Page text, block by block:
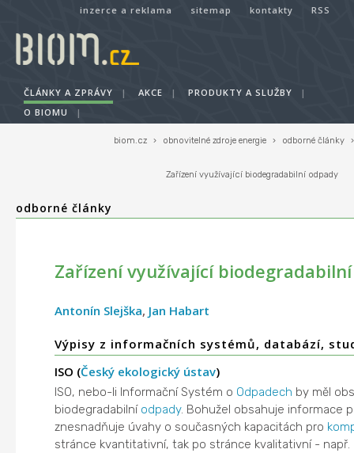
inzerce a reklama sitemap kontakty RSS
ČLÁNKY A ZPRÁVY | AKCE | PRODUKTY A SLUŽBY
|
O BIOMU
|
biom.cz › obnovitelné zdroje energie › odborné články ›
Zařízení využívající biodegradabilní odpady
odborné články
Zařízení využívající
Antonín Slejška, Jan Habart
Výpisy z informačních systémů, databází,
ISO (Český ekologický ústav)
ISO, nebo-li Informační Systém o Odpadech by měl
biodegradabilní odpady. Bohužel obsahuje informace
znesnadňuje úvahy o současných kapacitách pro
stránce kvantitativní, tak po stránce kvalitativní -